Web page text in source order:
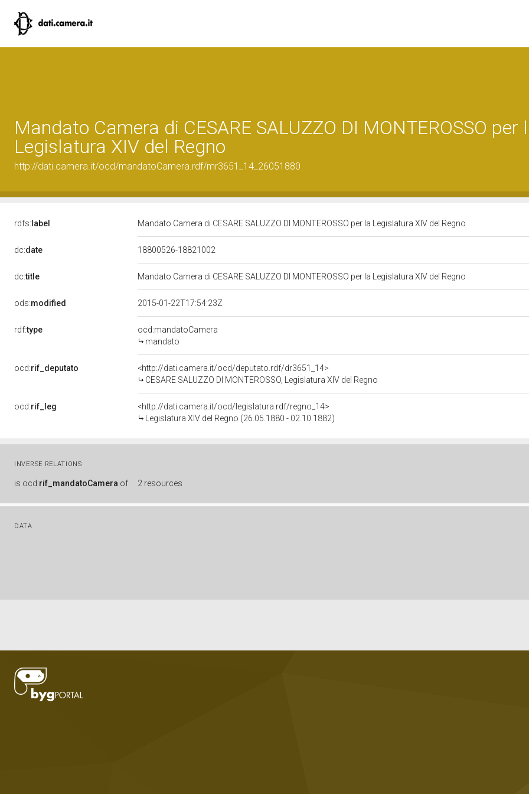
Mandato Camera di CESARE SALUZZO DI MONTEROSSO per
Legislatura XIV del Regno
http://dati.camera.it/ocd/mandatoCamera.rdf/mr3651_14_26051880
rdfs: label Mandato Camera di CESARE SALUZZO DI MONTEROSSO per la Legislatura XIV del Regno
dc:date 18800526-18821002
dc:title Mandato Camera di CESARE SALUZZO DI MONTEROSSO per la Legislatura XIV del Regno
ods:modified 2015-01-22T17:54:23Z
rdf:type
ocd:mandatoCamera
mandato
ocd:rif_deputato
<http://dati.camera.it/ocd/deputato.rdf/dr3651_14>
CESARE SALUZZO DI MONTEROSSO, Legislatura XIV del Regno
ocd:rif_leg
<http://dati.camera.it/ocd/legislatura.rdf/regno_14>
Legislatura XIV del Regno (26.05.1880 - 02.10.1882)
INVERSE RELATIONS
is ocd:rif_mandatoCamera of 2 resources
DATA